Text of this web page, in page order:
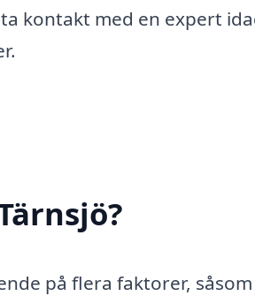
kontakt med en expert
på flera faktorer, såsom